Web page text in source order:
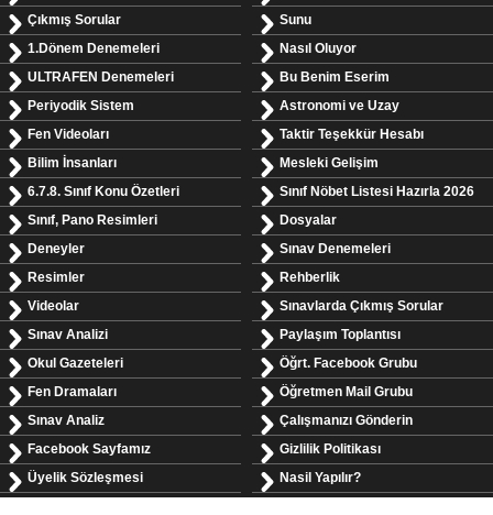
Çıkmış Sorular
1.Dönem Denemeleri
ULTRAFEN Denemeleri
Periyodik Sistem
Fen Videoları
Bilim İnsanları
6.7.8. Sınıf Konu Özetleri
Sınıf, Pano Resimleri
Deneyler
Resimler
Videolar
Sınav Analizi
Okul Gazeteleri
Fen Dramaları
Sınav Analiz
Facebook Sayfamız
Üyelik Sözleşmesi
Sunu
Nasıl Oluyor
Bu Benim Eserim
Astronomi ve Uzay
Taktir Teşekkür Hesabı
Mesleki Gelişim
Sınıf Nöbet Listesi Hazırla 2026
Dosyalar
Sınav Denemeleri
Rehberlik
Sınavlarda Çıkmış Sorular
Paylaşım Toplantısı
Öğrt. Facebook Grubu
Öğretmen Mail Grubu
Çalışmanızı Gönderin
Gizlilik Politikası
Nasil Yapılır?